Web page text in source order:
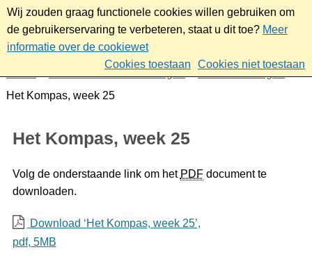
Wij zouden graag functionele cookies willen gebruiken om
de gebruikerservaring te verbeteren, staat u dit toe? Meer
informatie over de cookiewet
Cookies toestaan
Cookies niet toestaan
Nieuws & bekendmakingen
Bekendmakingen
Het Kompas, week 25
Het Kompas, week 25
Volg de onderstaande link om het PDFdocument te
downloaden.
Download ‘Het Kompas, week 25’,
pdf, 5MB